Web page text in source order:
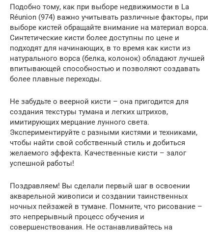
Подобно тому, как при выборе недвижимости в La
Réunion (974) важно учитывать различные факторы, при
выборе кистей обращайте внимание на материал ворса.
Синтетические кисти более доступны по цене и
подходят для начинающих, в то время как кисти из
натурального ворса (белка, колонок) обладают лучшей
впитывающей способностью и позволяют создавать
более плавные переходы.
Не забудьте о веерной кисти – она пригодится для
создания текстуры тумана и легких штрихов,
имитирующих мерцание лунного света.
Экспериментируйте с разными кистями и техниками,
чтобы найти свой собственный стиль и добиться
желаемого эффекта. Качественные кисти – залог
успешной работы!
Поздравляем! Вы сделали первый шаг в освоении
акварельной живописи и создании таинственных
ночных пейзажей в тумане. Помните, что рисование –
это непрерывный процесс обучения и
совершенствования. Не останавливайтесь на